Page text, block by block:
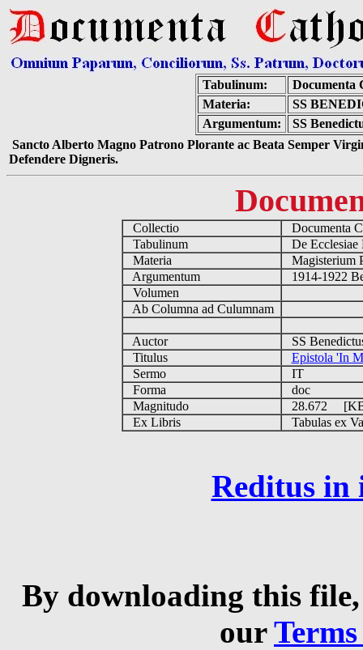
Tabulinum:
Documenta
Materia:
SS
Argumentum:
SS
Sancto Alberto Magno Patrono Plorante ac Beata Semper
Defendere Digneris.
Collectio
Documenta
Tabulinum
De
Materia
Magisterium
Argumentum
1914-1922
Volumen
Ab Columna ad Culumnam
Auctor
SS
Titulus
Epistola 'In
Sermo
IT
Forma
doc
Magnitudo
28.672
Ex Libris
Tabulas ex
Reditus in
By downloading this
our